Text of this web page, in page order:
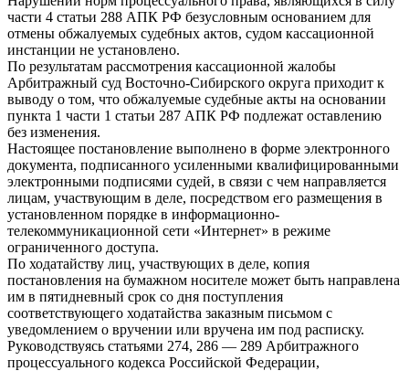
части 4 статьи 288 АПК РФ безусловным основанием для
отмены обжалуемых судебных актов, судом кассационной
инстанции не установлено.
По результатам рассмотрения кассационной жалобы
Арбитражный суд Восточно-Сибирского округа приходит к
выводу о том, что обжалуемые судебные акты на основании
пункта 1 части 1 статьи 287 АПК РФ подлежат оставлению
без изменения.
Настоящее постановление выполнено в форме электронного
документа, подписанного усиленными квалифицированными
электронными подписями судей, в связи с чем направляется
лицам, участвующим в деле, посредством его размещения в
установленном порядке в информационно-
телекоммуникационной сети «Интернет» в режиме
ограниченного доступа.
По ходатайству лиц, участвующих в деле, копия
постановления на бумажном носителе может быть направлена
им в пятидневный срок со дня поступления
соответствующего ходатайства заказным письмом с
уведомлением о вручении или вручена им под расписку.
Руководствуясь статьями 274, 286 — 289 Арбитражного
процессуального кодекса Российской Федерации,